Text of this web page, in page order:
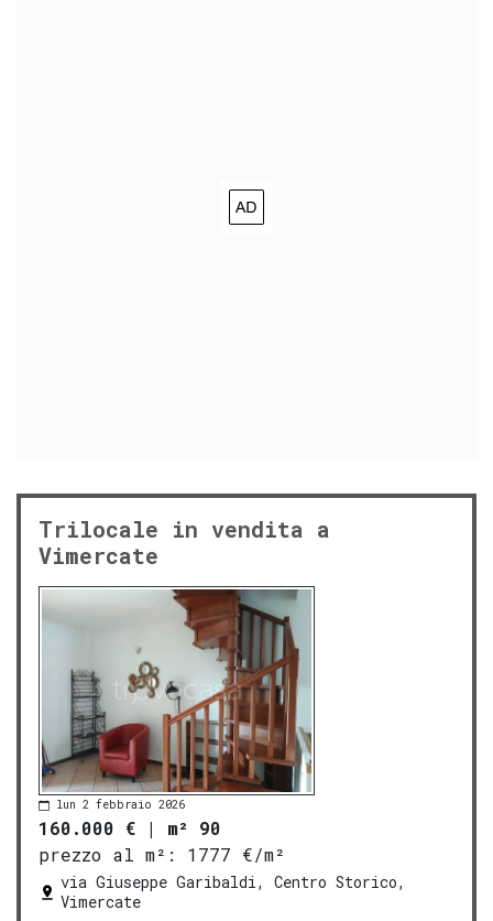
Trilocale in vendita a
Vimercate
lun 2 febbraio 2026
160.000 € | m² 90
prezzo al m²:
1777 €/m²
via Giuseppe Garibaldi, Centro Storico,
Vimercate